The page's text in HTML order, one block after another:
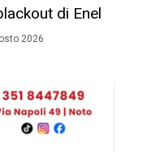
di Enel
2026